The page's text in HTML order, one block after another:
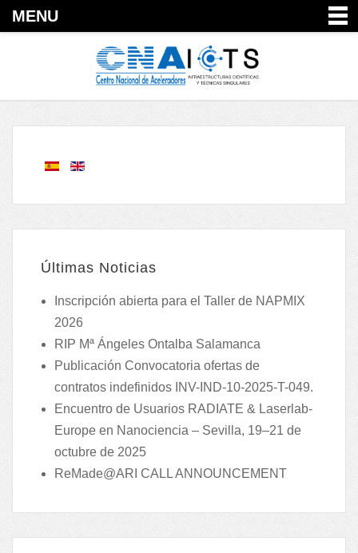
MENU
Últimas Noticias
Inscripción abierta para el Taller de NAPMIX
2026
RIP Mª Ángeles Ontalba Salamanca
Publicación Convocatoria ofertas de
contratos indefinidos INV-IND-10-2025-T-049.
Encuentro de Usuarios RADIATE & Laserlab-
Europe en Nanociencia – Sevilla, 19–21 de
octubre de 2025
ReMade@ARI CALL ANNOUNCEMENT